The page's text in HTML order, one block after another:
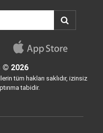
© 2026
tüm hakları saklıdır, izinsiz
tabidir.